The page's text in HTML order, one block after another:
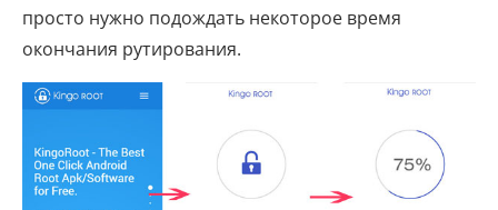
просто нужно подождать некоторое время
окончания рутирования.